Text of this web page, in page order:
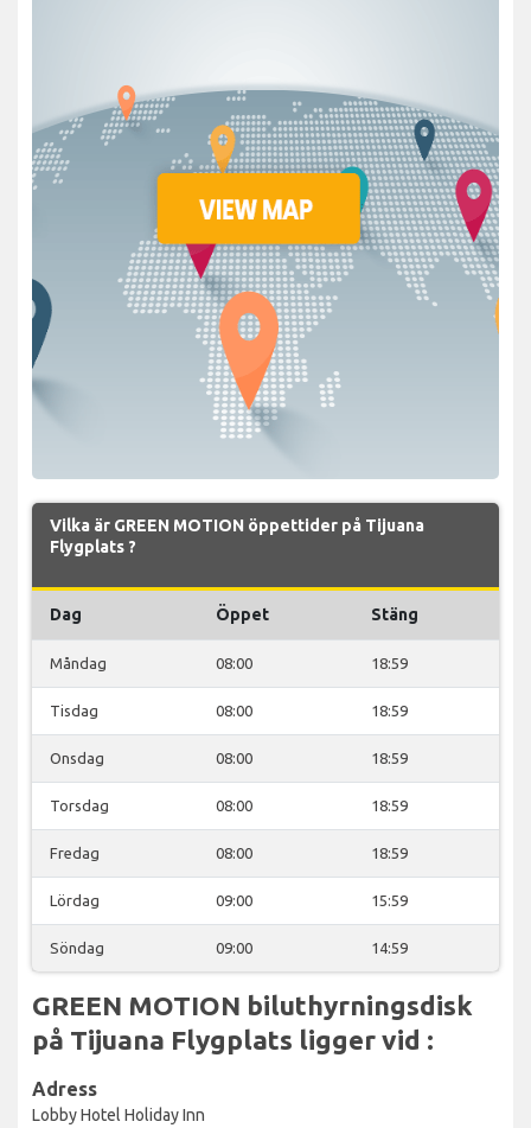
Vilka är GREEN MOTION öppettider på Tijuana
Flygplats ?
Dag Öppet Stäng
Måndag 08:00 18:59
Tisdag 08:00 18:59
Onsdag 08:00 18:59
Torsdag 08:00 18:59
Fredag 08:00 18:59
Lördag 09:00 15:59
Söndag 09:00 14:59
GREEN MOTION biluthyrningsdisk
på Tijuana Flygplats ligger vid :
Adress
Lobby Hotel Holiday Inn